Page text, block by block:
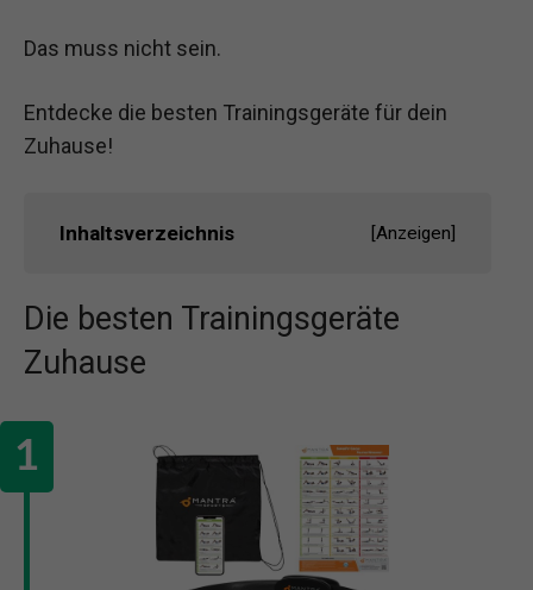
Das muss nicht sein.
Entdecke die besten Trainingsgeräte für dein
Zuhause!
Inhaltsverzeichnis [Anzeigen]
Die besten Trainingsgeräte
Zuhause